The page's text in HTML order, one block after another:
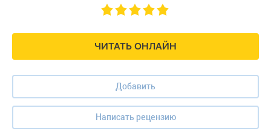
ЧИТАТЬ ОНЛАЙН
Добавить
Написать рецензию